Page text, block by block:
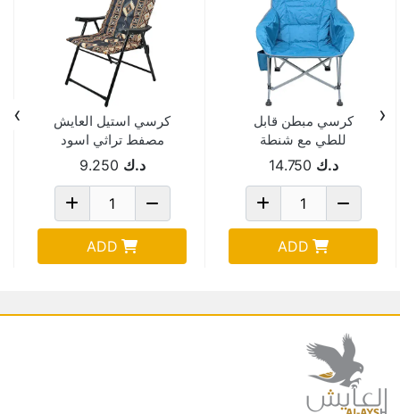
كرسي مبطن قابل
للطي مع شنطة
BC095د.ك 14.750
ADD
كرسي استيل العايش
مصفط تراثي اسود
AYSH-1238-1
د.ك 9.250
ADD
‹
›